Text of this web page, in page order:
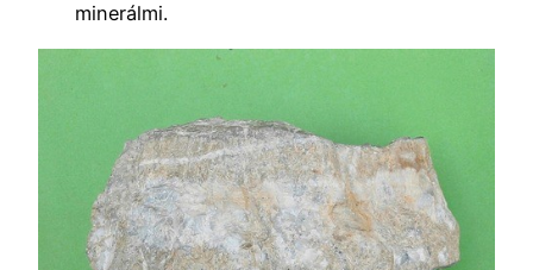
minerálmi.